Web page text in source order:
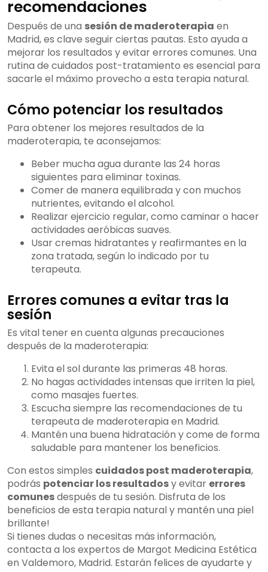
recomendaciones
Después de una sesión de maderoterapia en
Madrid, es clave seguir ciertas pautas. Esto ayuda a
mejorar los resultados y evitar errores comunes. Una
rutina de cuidados post-tratamiento es esencial para
sacarle el máximo provecho a esta terapia natural.
Cómo potenciar los resultados
Para obtener los mejores resultados de la
maderoterapia, te aconsejamos:
Beber mucha agua durante las 24 horas
siguientes para eliminar toxinas.
Comer de manera equilibrada y con muchos
nutrientes, evitando el alcohol.
Realizar ejercicio regular, como caminar o hacer
actividades aeróbicas suaves.
Usar cremas hidratantes y reafirmantes en la
zona tratada, según lo indicado por tu
terapeuta.
Errores comunes a evitar tras la
sesión
Es vital tener en cuenta algunas precauciones
después de la maderoterapia:
Evita el sol durante las primeras 48 horas.
No hagas actividades intensas que irriten la piel,
como masajes fuertes.
Escucha siempre las recomendaciones de tu
terapeuta de maderoterapia en Madrid.
Mantén una buena hidratación y come de forma
saludable para mantener los beneficios.
Con estos simples cuidados post maderoterapia,
podrás potenciar los resultadosy evitar errores
comunesdespués de tu sesión. Disfruta de los
beneficios de esta terapia natural y mantén una piel
brillante!
Si tienes dudas o necesitas más información,
contacta a los expertos de Margot Medicina Estética
en Valdemoro, Madrid. Estarán felices de ayudarte y